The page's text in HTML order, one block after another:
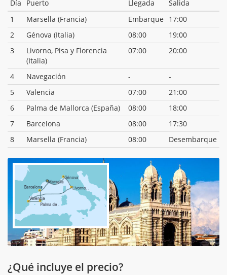
Día Puerto Llegada
Salida
1
Marsella (Francia) Embarque
17:00
2
Génova (Italia) 08:00
19:00
3
Livorno, Pisa y Florencia
(Italia)
07:00 20:00
4 Navegación -
-
5
Valencia 07:00
21:00
6
Palma de Mallorca (España) 08:00
18:00
7
Barcelona 08:00
17:30
8
Marsella (Francia) 08:00 Desembarque
¿Qué incluye el precio?